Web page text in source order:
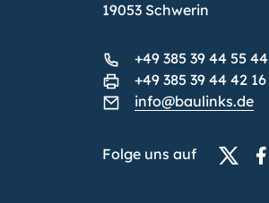
19053 Schwerin
+49 385 39 44 55 44
+49 385 39 44 42 16
info@baulinks.de
Folge uns auf